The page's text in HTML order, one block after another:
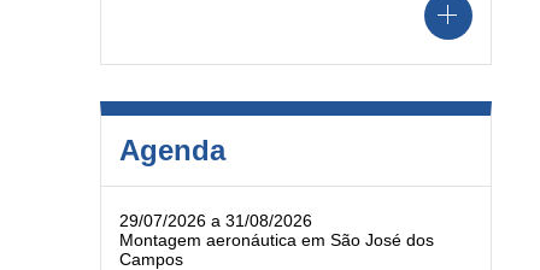
Agenda
29/07/2026 a 31/08/2026
Montagem aeronáutica em São José dos
Campos